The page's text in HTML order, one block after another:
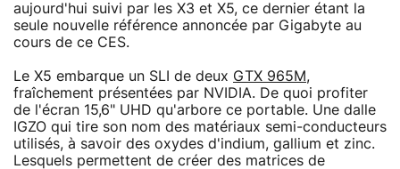
aujourd'hui suivi par les X3 et X5, ce dernier étant la
seule nouvelle référence annoncée par Gigabyte au
cours de ce CES.
Le X5 embarque un SLI de deux GTX 965M,
fraîchement présentées par NVIDIA. De quoi profiter
de l'écran 15,6" UHD qu'arbore ce portable. Une dalle
IGZO qui tire son nom des matériaux semi-conducteurs
utilisés, à savoir des oxydes d'indium, gallium et zinc.
Lesquels permettent de créer des matrices de